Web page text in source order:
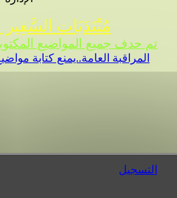
مُنْتَدَيَات السَّفِير
تم حدف جميع المواضيع
المراقبة العامة..يمنع كتابة
التسجيل